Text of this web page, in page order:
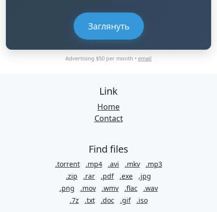
Заглянуть
Advertising $50 per month • email
Link
Home
Contact
Find files
.torrent .mp4 .avi .mkv
.mp3
.zip
.rar .pdf .exe
.jpg
.png
.mov .wmv .flac
.wav
.7z
.txt .doc .gif .iso